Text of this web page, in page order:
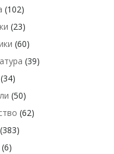
(102)
(23)
(60)
(39)
(34)
(50)
(62)
(383)
(6)